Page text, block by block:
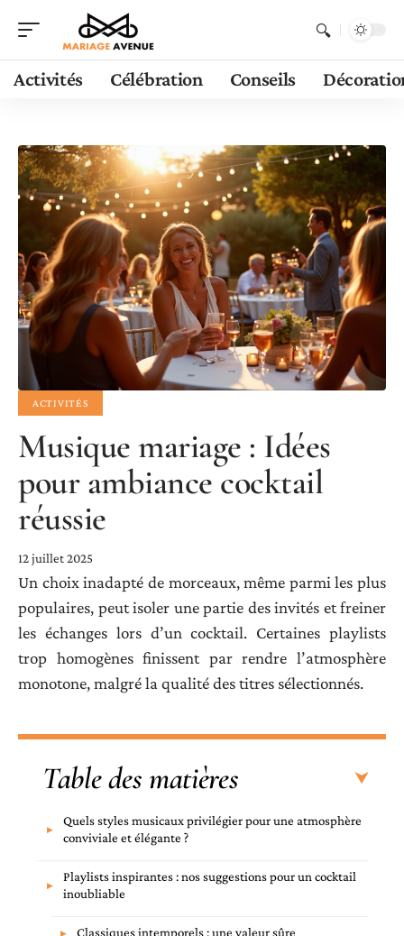
Activités Célébration Conseils
ACTIVITÉS
Musique mariage : Idées
pour ambiance cocktail
réussie
12 juillet 2025
Un choix inadapté de morceaux, même parmi les plus
populaires, peut isoler une partie des invités et freiner
les échanges lors d’un cocktail. Certaines playlists
trop homogènes finissent par rendre l’atmosphère
monotone, malgré la qualité des titres sélectionnés.
Table des matières
Quels styles musicaux privilégier pour une atmosphère
conviviale et élégante ?
Playlists inspirantes : nos suggestions pour un cocktail
inoubliable
Classiques intemporels : une valeur sûre